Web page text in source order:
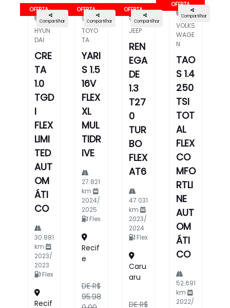
OFERTA
Compartilhar
HYUN
DAI
CRE
TA
1.0
TGD
I
FLEX
LIMI
TED
AUT
OM
ÁTI
CO
30.881
km
2023/
2023
Flex
Recif
OFERTA
Compartilhar
VOLKS
WAGE
N
TAO
S 1.4
250
TSI
TOT
AL
FLEX
CO
MFO
RTLI
NE
AUT
OM
ÁTI
CO
52.691
km
2022/
OFERTA
Compartilhar
TOYO
TA
YARI
S 1.5
16V
FLEX
XL
MUL
TIDR
IVE
27.821
km
2024/
2025
Flex
Recif
E
DE R$
95.98
OFERTA
Compartilhar
JEEP
REN
EGA
DE
1.3
T27
0
TUR
BO
FLEX
AT6
47.031
km
2023/
2024
Flex
Caru
Aru
DE R$